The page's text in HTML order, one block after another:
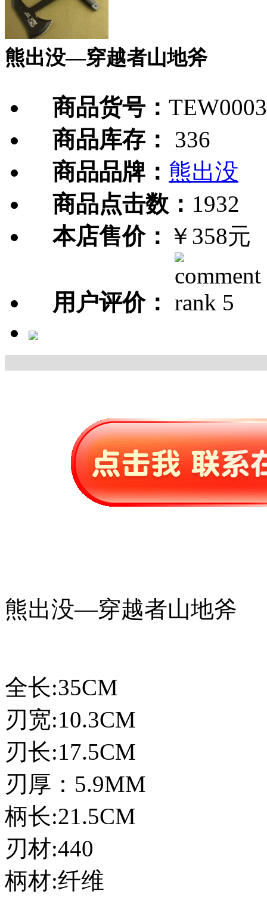
熊出没—穿越者山地斧
商品货号：
商品库存：
336
商品品牌： 熊出没
商品点击数： 1932
本店售价： ￥358元
用户评价：
熊出没—穿越者山地斧
全长:35CM
刃宽:10.3CM
刃长:17.5CM
刃厚：5.9MM
柄长:21.5CM
刃材:440
柄材:纤维